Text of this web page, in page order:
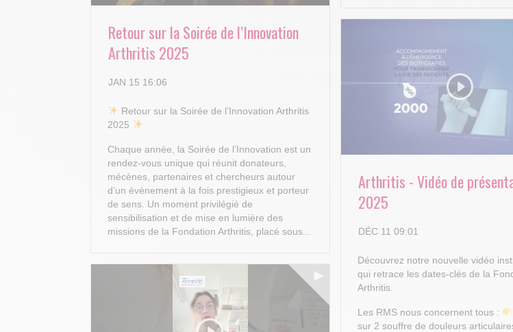
Retour sur la Soirée de l’Innovation
Arthritis 2025
JAN 15 16:06
​ Retour sur la Soirée de l’Innovation Arthritis
2025
Chaque année, la Soirée de l’Innovation est un
rendez-vous unique qui réunit donateurs,
mécènes, partenaires et chercheurs autour
d’un événement à la fois prestigieux et porteur
de sens. Un moment privilégié de
sensibilisation et de mise en lumière des
missions de la Fondation Arthritis, placé sous...
Arthritis - Vidéo de
2025
DÉC 11 09:01
Découvrez notre nouvelle vidéo
qui retrace les dates-clés de la
Arthritis.
Les RMS nous concernent tous :
sur 2 souffre de douleurs